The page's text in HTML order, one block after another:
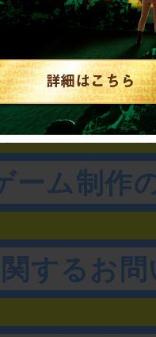
ケット
法人の方
ーム制作
するお